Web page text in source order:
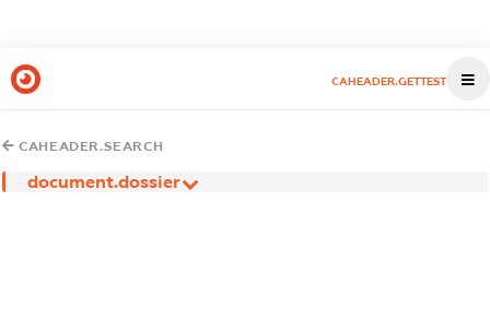
CAHEADER.GETTEST
CAHEADER.SEARCH
document.dossier